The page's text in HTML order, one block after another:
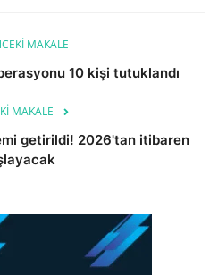
MAKALE
10 kişi tutuklandı
MAKALE
getirildi! 2026'tan itibaren